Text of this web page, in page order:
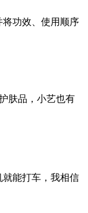
功效、使用顺序
肤品，小艺也有
能打车，我相信